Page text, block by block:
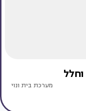
מערכת בית ונוי